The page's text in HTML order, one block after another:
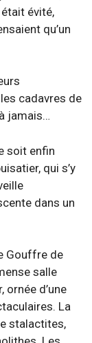
évité,
qu’un
cadavres de
jamais…
soit enfin
qui s’y
dans un
Gouffre de
salle
d’une
La
stalactites,